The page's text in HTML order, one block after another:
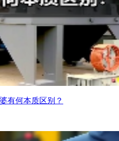
有何本质区别？